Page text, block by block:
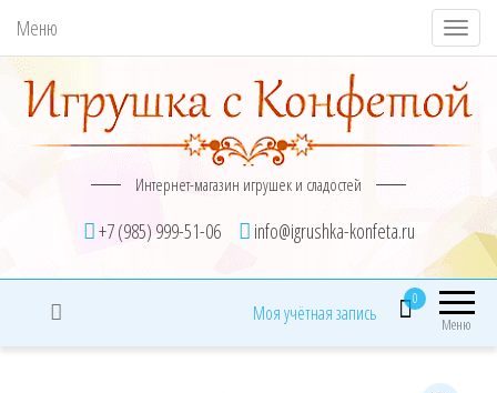
Меню
П
о
к
ь
/
С
Интернет-магазин игрушек и сладостей
+7 (985) 999-51-06 info@igrushka-konfeta.ru
Меню
0
Моя учётная запись